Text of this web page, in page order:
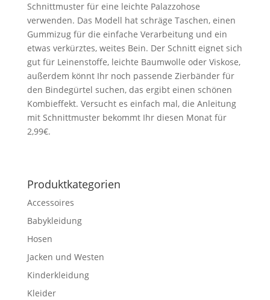
Schnittmuster für eine leichte Palazzohose
verwenden. Das Modell hat schräge Taschen, einen
Gummizug für die einfache Verarbeitung und ein
etwas verkürztes, weites Bein. Der Schnitt eignet sich
gut für Leinenstoffe, leichte Baumwolle oder Viskose,
außerdem könnt Ihr noch passende Zierbänder für
den Bindegürtel suchen, das ergibt einen schönen
Kombieffekt. Versucht es einfach mal, die Anleitung
mit Schnittmuster bekommt Ihr diesen Monat für
2,99€.
Produktkategorien
Accessoires
Babykleidung
Hosen
Jacken und Westen
Kinderkleidung
Kleider